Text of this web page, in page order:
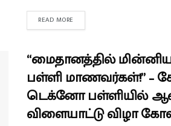
READ MORE
“மைதானத்தில்
பள்ளி மாணவர்கள்!” –
டெக்னோ பள்ளியில்
விளையாட்டு விழா